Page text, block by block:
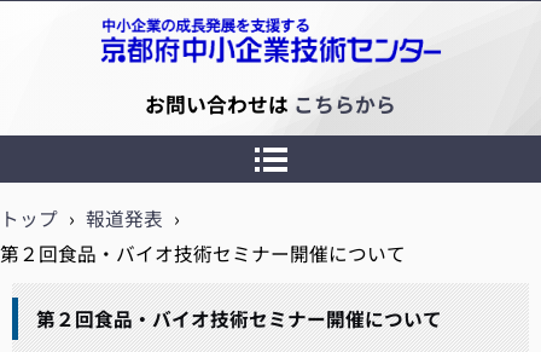
京都府中小企業技術センター
お問い合わせは こちらから
トップ › 報道発表 ›
第２回食品・バイオ技術セミナー開催について
第２回食品・バイオ技術セミナー開催について